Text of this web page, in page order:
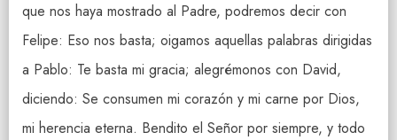
que nos haya mostrado al Padre, podremos decir con
Felipe: Eso nos basta; oigamos aquellas palabras dirigidas
a Pablo: Te basta mi gracia; alegrémonos con David,
diciendo: Se consumen mi corazón y mi carne por Dios,
mi herencia eterna. Bendito el Señor por siempre, y todo